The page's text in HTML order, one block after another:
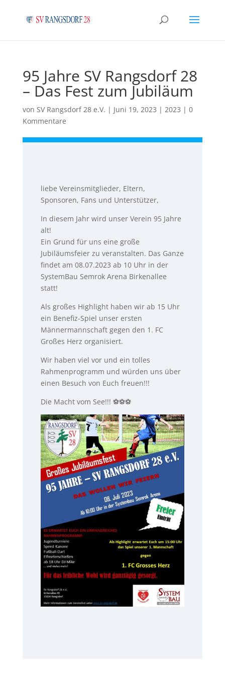
95 Jahre SV Rangsdorf 28
– Das Fest zum Jubiläum
von SV Rangsdorf 28 e.V. | Juni 19, 2023 | 2023 | 0
Kommentare
liebe Vereinsmitglieder, Eltern,
Sponsoren, Fans und Unterstützer,
In diesem Jahr wird unser Verein 95 Jahre
alt!
Ein Grund für uns eine große
Jubiläumsfeier zu veranstalten. Das Ganze
findet am 08.07.2023 ab 10 Uhr in der
SystemBau Semrok Arena Birkenallee
statt!
Als großes Highlight haben wir ab 15 Uhr
ein Benefiz-Spiel unser ersten
Männermannschaft gegen den 1. FC
Großes Herz organisiert.
Wir haben viel vor und ein tolles
Rahmenprogramm und würden uns über
einen Besuch von Euch freuen!!!
Die Macht vom See!!! ⚽️⚽️⚽️